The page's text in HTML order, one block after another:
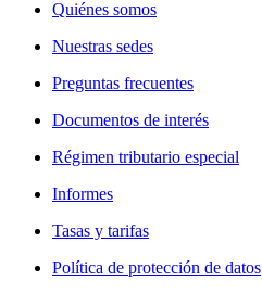
Quiénes somos
Nuestras sedes
Preguntas frecuentes
Documentos de interés
Régimen tributario especial
Informes
Tasas y tarifas
Política de protección de datos